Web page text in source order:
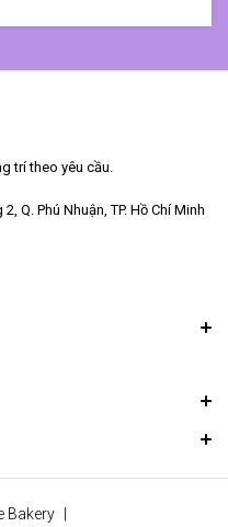
trí theo yêu cầu.
Q. Phú Nhuận, TP. Hồ Chí Minh
Bakery